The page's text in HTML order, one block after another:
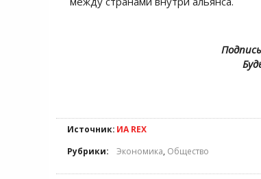
Источник: ИА REX
Рубрики:
Экономика, Общество